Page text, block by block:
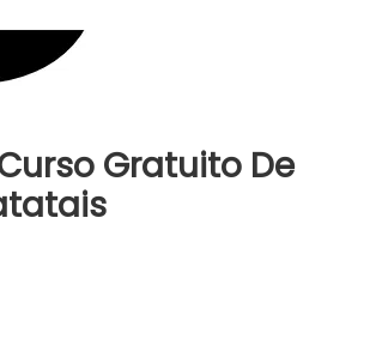
Gratuito De